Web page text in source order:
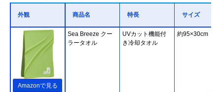
外観 商品名 特長 サイズ
Amazonで見る
Sea Breeze クー
ラータオル
UVカット機能付
き冷却タオル
約95×30cm